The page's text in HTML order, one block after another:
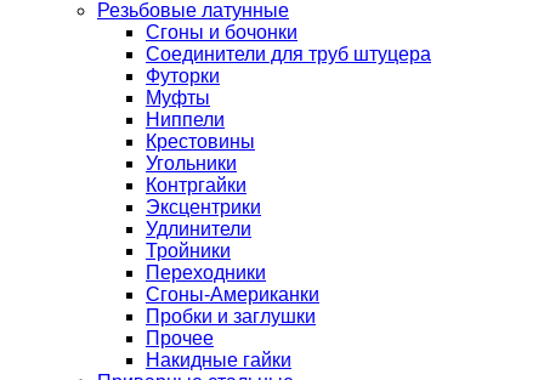
Резьбовые латунные
Сгоны и бочонки
Соединители для труб штуцера
Футорки
Муфты
Ниппели
Крестовины
Угольники
Контргайки
Эксцентрики
Удлинители
Тройники
Переходники
Сгоны-Американки
Пробки и заглушки
Прочее
Накидные гайки